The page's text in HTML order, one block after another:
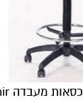
כסאות מעבדה Lab Chair